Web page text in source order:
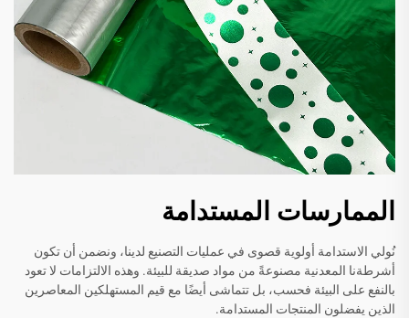
الممارسات المستدامة
نُولي الاستدامة أولوية قصوى في عمليات التصنيع لدينا، ونضمن أن تكون
أشرطةنا المعدنية مصنوعةً من مواد صديقة للبيئة. وهذه الالتزامات لا تعود
بالنفع على البيئة فحسب، بل تتماشى أيضًا مع قيم المستهلكين المعاصرين
الذين يفضلون المنتجات المستدامة.